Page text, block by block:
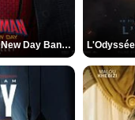
Spider-Man: Brand New Day Bande-annonce VO STFR